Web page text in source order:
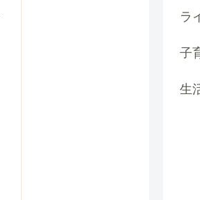
ラ
子
生